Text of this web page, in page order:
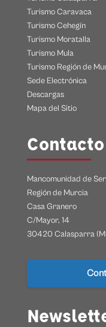
Turismo Caravaca
Turismo Cehegín
Turismo Moratalla
Turismo Mula
Turismo Región de
Sede Electrónica
Descargas
Mapa del Sitio
Contacto
Mancomunidad de
Región de Murcia
Casa Granero
C/Mayor, 14
30420 Calasparra